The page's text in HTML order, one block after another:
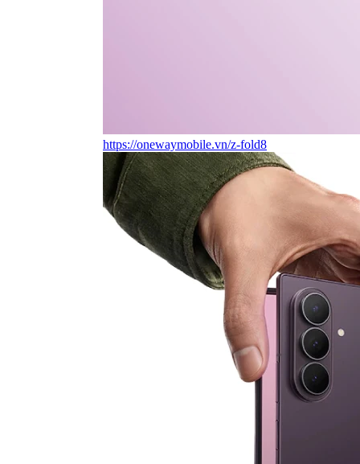
https://onewaymobile.vn/z-fold8